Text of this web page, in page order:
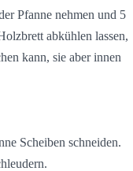
Pfanne nehmen und 5
abkühlen lassen,
kann, sie aber innen
Scheiben schneiden.